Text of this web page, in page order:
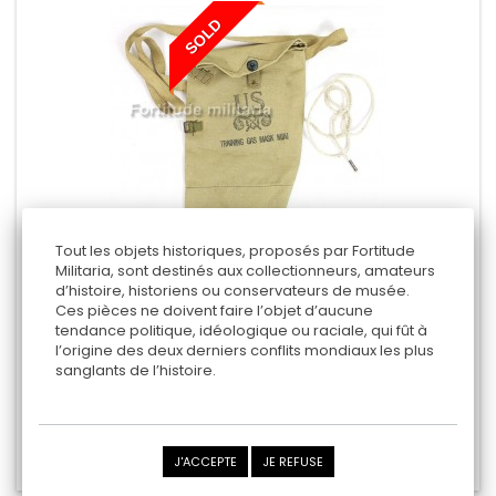
SOLD
HOUSSE MASQUE À GAZ US M1-A1
Ajouter au comparateur
Tout les objets historiques, proposés par Fortitude
Militaria, sont destinés aux collectionneurs, amateurs
d’histoire, historiens ou conservateurs de musée.
Ces pièces ne doivent faire l’objet d’aucune
tendance politique, idéologique ou raciale, qui fût à
l’origine des deux derniers conflits mondiaux les plus
sanglants de l’histoire.
J'ACCEPTE JE REFUSE